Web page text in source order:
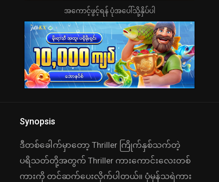
အကောင့်ဖွင့်ရန် ပုံအပေါ်သို့နှိပ်ပါ
Synopsis
ဒီတစ်ခေါက်မှာတော့ Thriller ကြိုက်နှစ်သက်တဲ့
ပရိသတ်တို့အတွက် Thriller ကားကောင်းလေးတစ်
ကားကို တင်ဆက်ပေးလိုက်ပါတယ်။ ပုံမှန်သရဲကား